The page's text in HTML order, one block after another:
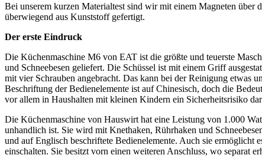
Bei unserem kurzen Materialtest sind wir mit einem Magneten über
überwiegend aus Kunststoff gefertigt.
Der erste Eindruck
Die Küchenmaschine M6 von EAT ist die größte und teuerste
und Schneebesen geliefert. Die Schüssel ist mit einem Griff
mit vier Schrauben angebracht. Das kann bei der Reinigung etwas
Beschriftung der Bedienelemente ist auf Chinesisch, doch die
vor allem in Haushalten mit kleinen Kindern ein Sicherheitsrisiko
Die Küchenmaschine von Hauswirt hat eine Leistung von 1.000
unhandlich ist. Sie wird mit Knethaken, Rührhaken und
und auf Englisch beschriftete Bedienelemente. Auch sie
einschalten. Sie besitzt vorn einen weiteren Anschluss, wo separat